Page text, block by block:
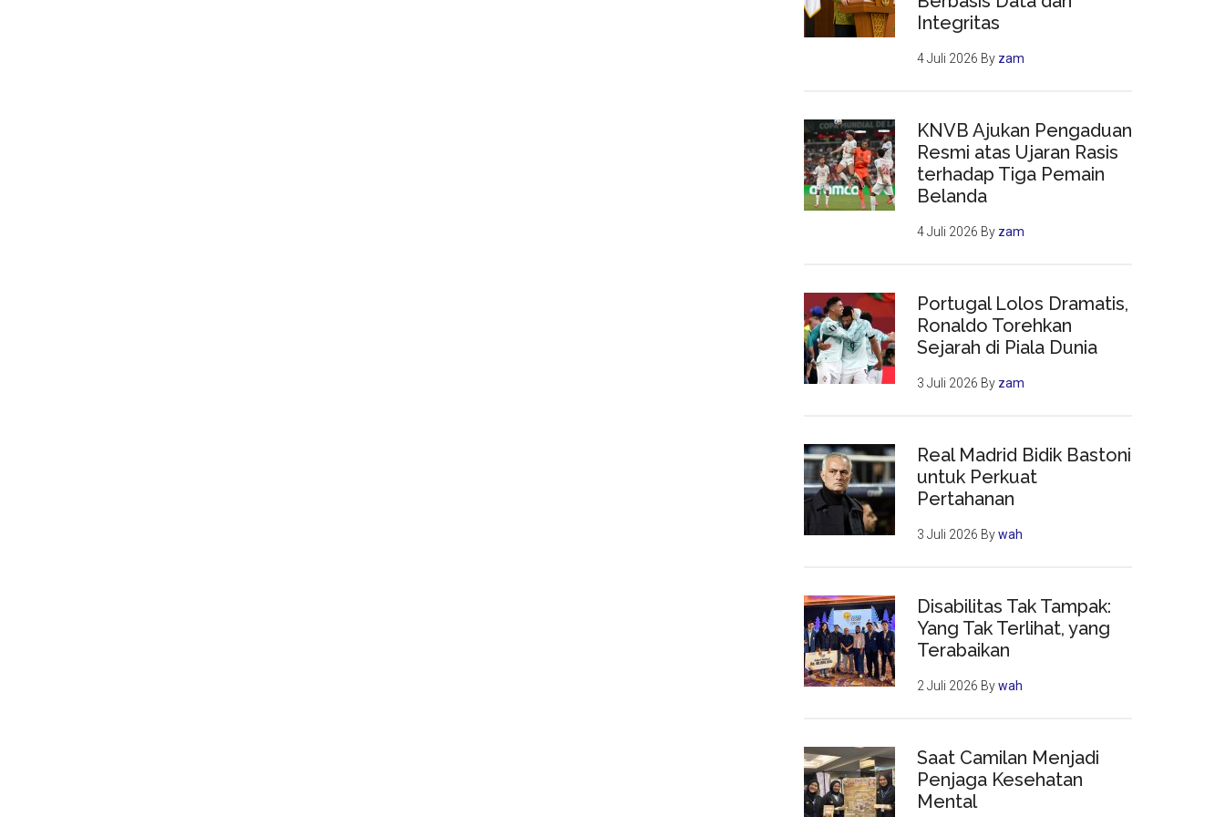
Integritas
4 Juli 2026 By zam
KNVB Ajukan Pengaduan
Resmi atas Ujaran Rasis
terhadap Tiga Pemain
Belanda
4 Juli 2026 By zam
Portugal Lolos Dramatis,
Ronaldo Torehkan
Sejarah di Piala Dunia
3 Juli 2026 By zam
Real Madrid Bidik Bastoni
untuk Perkuat
Pertahanan
3 Juli 2026 Bywah
Disabilitas Tak Tampak:
Yang Tak Terlihat, yang
Terabaikan
2 Juli 2026 Bywah
Saat Camilan Menjadi
Penjaga Kesehatan
Mental